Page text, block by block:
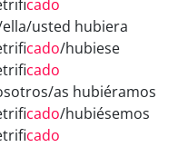
cado
usted hubiera
cado/hubiese
cado
as hubiéramos
cado/hubiésemos
cado